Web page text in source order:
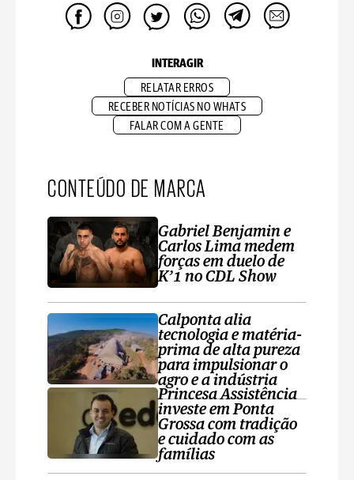
INTERAGIR
RELATAR ERROS
RECEBER NOTÍCIAS NO WHATS
FALAR COM A GENTE
CONTEÚDO DE MARCA
Gabriel Benjamin e
Carlos Lima medem
forças em duelo de
K’1 no CDL Show
Calponta alia
tecnologia e matéria-
prima de alta pureza
para impulsionar o
agro e a indústria
Princesa Assistência
investe em Ponta
Grossa com tradição
e cuidado com as
famílias